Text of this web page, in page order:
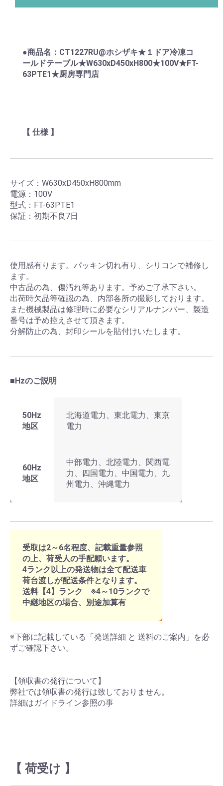
●商品名：CT1227RU@ホシザキ★１ドア冷凍コ
ールドテーブル★W630xD450xH800★100V★FT-
63PTE1★厨房専門店
【 仕様 】
サイズ：W630xD450xH800mm
電源：100V
型式：FT-63PTE1
保証：初期不良7日
使用感有ります。パッキン切れ有り、シリコンで補修し
ます。
中古品の為、傷汚れ等あります。予めご了承下さい。
出荷時欠品等確認の為、内部各所の撮影しております。
また機械製品は修理時に必要なシリアルナンバー、製造
番号は予め控えさせて頂きます。
分解防止の為、封印シールを貼付けいたします。
■Hzのご説明
50Hz
地区
北海道電力、東北電力、東京
電力
60Hz
地区
中部電力、北陸電力、関西電
力、四国電力、中国電力、九
州電力、沖縄電力
受取は2～6名程度、記載重量参照
の上、荷受人の手配願います。
4ランク以上の発送物は全て配送車
荷台渡しが配送条件となります。
送料【4】ランク ※4～10ランクで
中継地区の場合、別途加算有
※下部に記載している「発送詳細 と 送料のご案内」を必
ずご確認下さい。
【領収書の発行について】
弊社では領収書の発行は致しておりません。
詳細はガイドライン参照の事
【 荷受け 】